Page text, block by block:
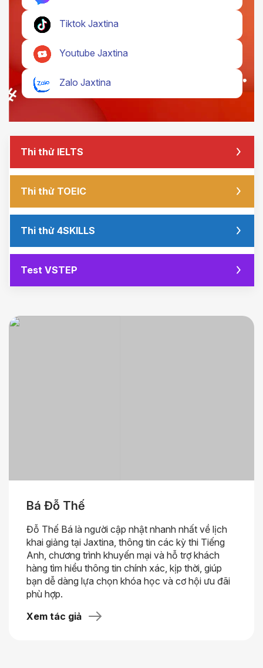
Tiktok Jaxtina
Youtube Jaxtina
Zalo Jaxtina
Thi thử IELTS
Thi thử TOEIC
Thi thử 4SKILLS
Test VSTEP
Bá Đỗ Thế
Đỗ Thế Bá là người cập nhật nhanh nhất về lịch
khai giảng tại Jaxtina, thông tin các kỳ thi Tiếng
Anh, chương trình khuyến mại và hỗ trợ khách
hàng tìm hiểu thông tin chính xác, kịp thời, giúp
bạn dễ dàng lựa chọn khóa học và cơ hội ưu đãi
phù hợp.
Xem tác giả